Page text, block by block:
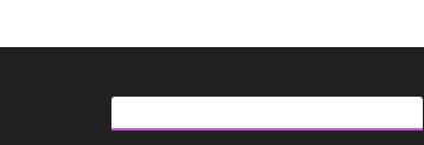
KATEGORI E POPULLARIZUAR